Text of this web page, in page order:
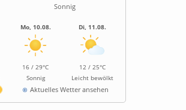
Sonnig
Mo, 10.08.
16 / 29°C
Sonnig
Di, 11.08.
12 / 25°C
Leicht bewölkt
Aktuelles Wetter ansehen